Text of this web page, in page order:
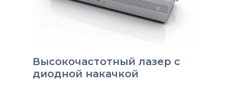
Высокочастотный лазер с
диодной накачкой